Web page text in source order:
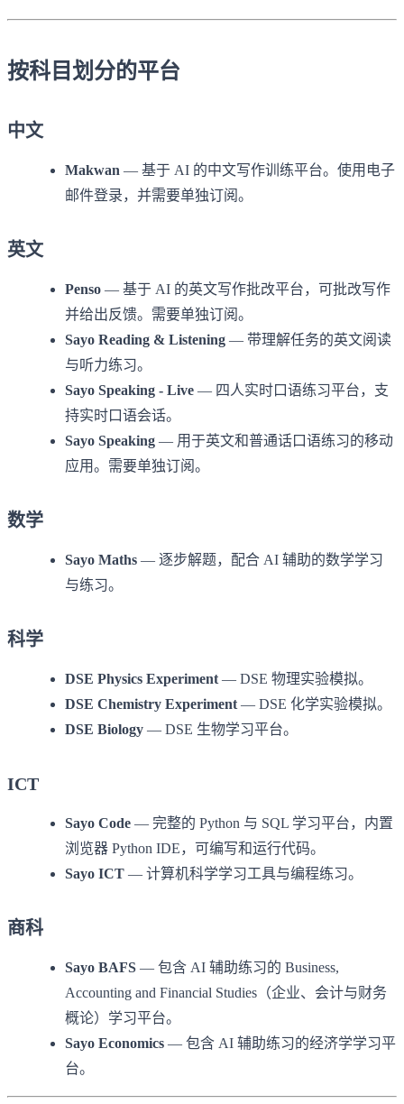
按科目划分的平台
中文
Makwan — 基于 AI 的中文写作训练平台。使用电子
邮件登录，并需要单独订阅。
英文
Penso — 基于 AI 的英文写作批改平台，可批改写作
并给出反馈。需要单独订阅。
Sayo Reading & Listening — 带理解任务的英文阅读
与听力练习。
Sayo Speaking - Live — 四人实时口语练习平台，支
持实时口语会话。
Sayo Speaking — 用于英文和普通话口语练习的移动
应用。需要单独订阅。
数学
Sayo Maths — 逐步解题，配合 AI 辅助的数学学习
与练习。
科学
DSE Physics Experiment — DSE 物理实验模拟。
DSE Chemistry Experiment — DSE 化学实验模拟。
DSE Biology — DSE 生物学习平台。
ICT
Sayo Code — 完整的 Python 与 SQL 学习平台，内置
浏览器 Python IDE，可编写和运行代码。
Sayo ICT — 计算机科学学习工具与编程练习。
商科
Sayo BAFS — 包含 AI 辅助练习的 Business,
Accounting and Financial Studies（企业、会计与财务
概论）学习平台。
Sayo Economics — 包含 AI 辅助练习的经济学学习平
台。